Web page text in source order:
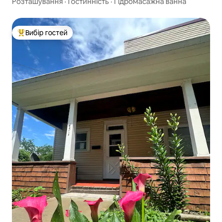
Топ вибір гостей
Вибір гостей